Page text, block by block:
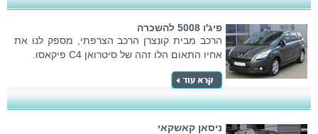
פיג'ו 5008 להשכרה
הרכב מבית קונצרן הרכב הצרפתי, מספק לנו את
אחיו התאום הלו זהה של סיטרואן C4 פיקאסו.
ניסאן קאשקאי